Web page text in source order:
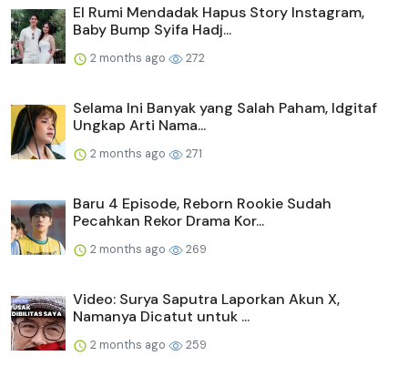
El Rumi Mendadak Hapus Story Instagram,
Baby Bump Syifa Hadj...
2 months ago 272
Selama Ini Banyak yang Salah Paham, Idgitaf
Ungkap Arti Nama...
2 months ago 271
Baru 4 Episode, Reborn Rookie Sudah
Pecahkan Rekor Drama Kor...
2 months ago 269
Video: Surya Saputra Laporkan Akun X,
Namanya Dicatut untuk ...
2 months ago 259